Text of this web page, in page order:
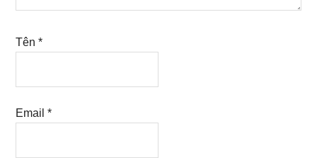
Tên*
Email*